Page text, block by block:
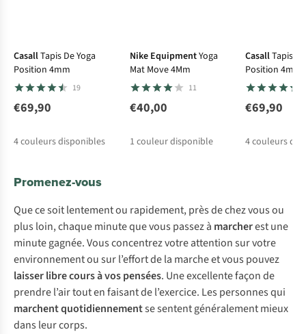
CasallTapis De Yoga
Position 4mm
19
€69,90
4couleurs disponibles
Nike EquipmentYoga
Mat Move 4Mm
11
€40,00
1 couleur disponible
CasallTapis
Position 4mm
€69,90
4couleurs
Promenez-vous
Que ce soit lentement ou rapidement, près de chez vous ou
plus loin, chaque minute que vous passez à marcherest une
minute gagnée. Vous concentrez votre attention sur votre
environnement ou sur l’effort de la marche et vous pouvez
laisser libre cours à vos pensées. Une excellente façon de
prendre l’air tout en faisant de l’exercice. Les personnes qui
marchent quotidiennementse sentent généralement mieux
dans leur corps.